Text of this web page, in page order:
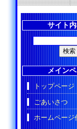
サイト
メイン
トップページ
ごあいさつ
ホームページ